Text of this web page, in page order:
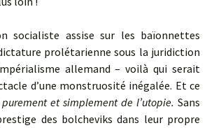
socialiste assise sur les baïonnettes
proléta­rienne sous la juridiction
allemand – voilà qui serait
d’une monstruosité inégalée. Et ce
purement et simplement de l’utopie. Sans
des bolcheviks dans leur propre